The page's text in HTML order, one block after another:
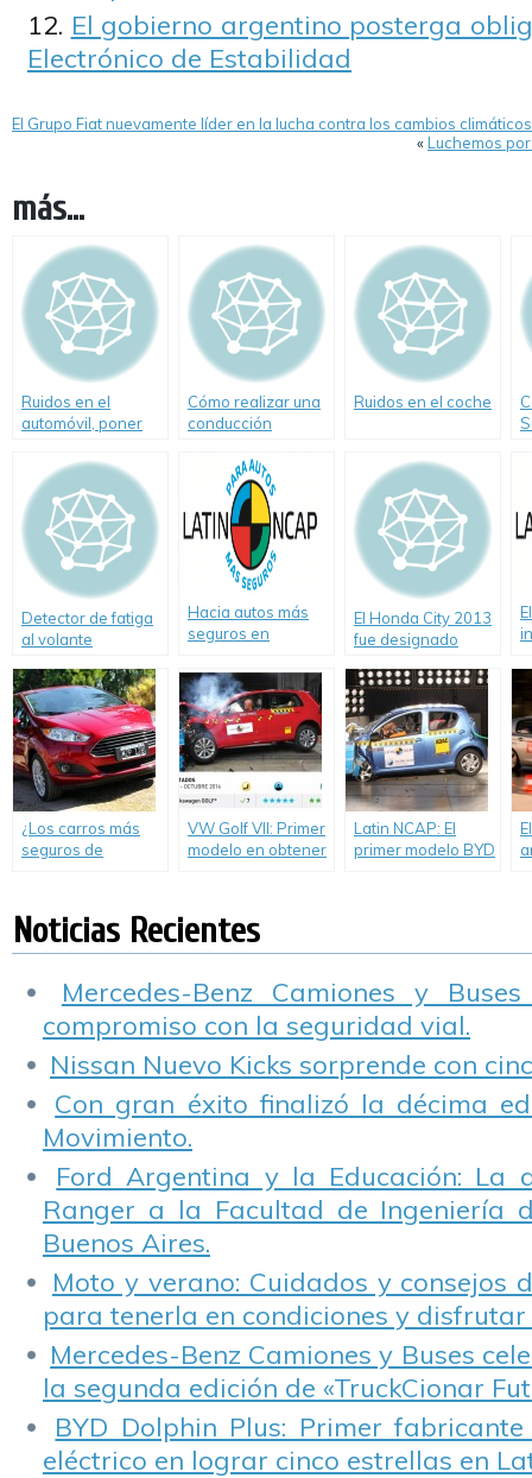
El gobierno argentino posterga
Electrónico de Estabilidad
El Grupo Fiat nuevamente líder en la lucha contra los cambios
«Luchemos
más...
Ruidos en el
automóvil, poner
Cómo realizar una
conducción
ecológica
Ruidos en el coche
Detector de fatiga
al volante
Hacia autos más
seguros en
Caribe: Latin NCAP
lanza Documento
de Consulta Online.
El Honda City 2013
fue designado
modelos más
seguros del año.
¿Los carros más
seguros de
Argentina?
VW Golf VII: Primer
modelo en obtener
Latin NCAP: El
primer modelo BYD
una estrella bajo el
evaluación.
Noticias Recientes
Mercedes-Benz Camiones y
compromiso con la seguridad vial.
Nissan Nuevo Kicks sorprende con
Con gran éxito finalizó la décima
Movimiento.
Ford Argentina y la Educación: La
Ranger a la Facultad de Ingeniería
Buenos Aires.
Moto y verano: Cuidados y consejos
para tenerla en condiciones y disfrutar
Mercedes-Benz Camiones y Buses
la segunda edición de «TruckCionar
BYD Dolphin Plus: Primer
eléctrico en lograr cinco estrellas en